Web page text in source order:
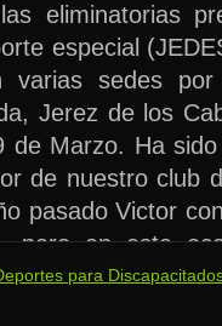
de los
posiciones.
toda la
entre
En esta
se definieron
en la
eliminatorias
especial
sedes por
Jerez de los
de Marzo. Ha
de nuestro club
pasado Victor
pero en esta
para